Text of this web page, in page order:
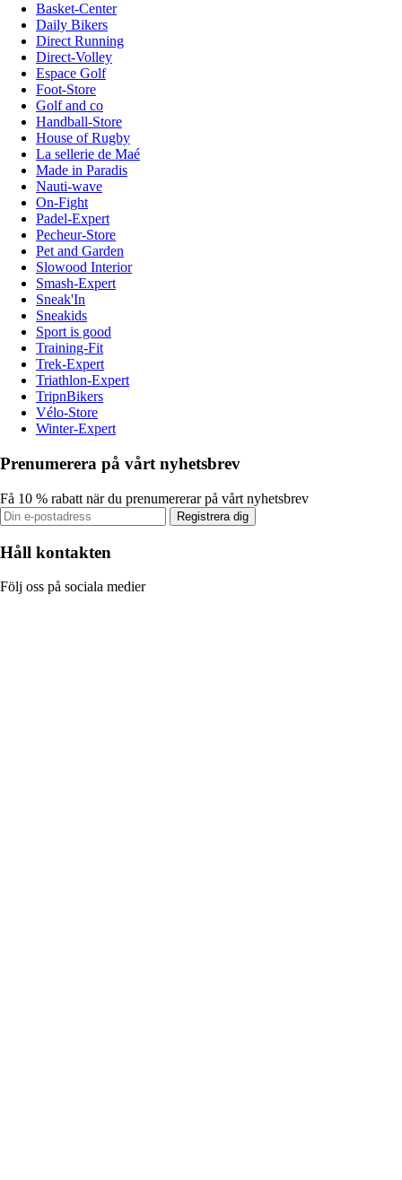
Basket-Center
Daily Bikers
Direct Running
Direct-Volley
Espace Golf
Foot-Store
Golf and co
Handball-Store
House of Rugby
La sellerie de Maé
Made in Paradis
Nauti-wave
On-Fight
Padel-Expert
Pecheur-Store
Pet and Garden
Slowood Interior
Smash-Expert
Sneak'In
Sneakids
Sport is good
Training-Fit
Trek-Expert
Triathlon-Expert
TripnBikers
Vélo-Store
Winter-Expert
Prenumerera på vårt nyhetsbrev
Få 10 % rabatt när du prenumererar på vårt nyhetsbrev
Registrera dig
Håll kontakten
Följ oss på sociala medier